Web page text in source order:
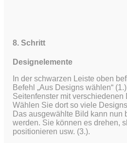
8. Schritt
Designelemente
In der schwarzen Leiste oben
Befehl „Aus Designs wählen“
Seitenfenster mit verschiedenen
Wählen Sie dort so viele
Das ausgewählte Bild kann nun
werden. Sie können es drehen,
positionieren usw. (3.).